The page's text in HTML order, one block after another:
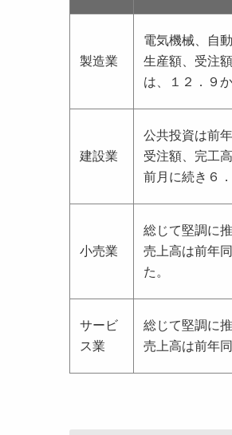
製造業
電気機械、自
生産額、受注
は、１２．９
建設業
公共投資は前
受注額、完工
前月に続き６
小売業
総じて堅調に
売上高は前年
た。
サービ
ス業
総じて堅調に
売上高は前年